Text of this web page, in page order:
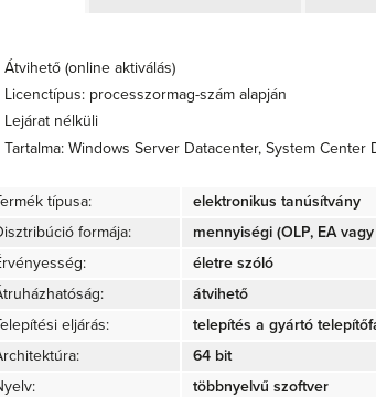
Átvihető (online aktiválás)
Licenctípus: processzormag-szám alapján
Lejárat nélküli
Tartalma: Windows Server Datacenter, System Center
típusa:
elektronikus tanúsítvány
formája:
mennyiségi (OLP, EA
életre szóló
átvihető
eljárás:
telepítés a gyártó
64 bit
többnyelvű szoftver